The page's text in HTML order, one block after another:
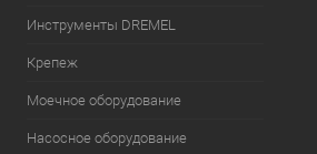
Инструменты DREMEL
Крепеж
Моечное оборудование
Насосное оборудование